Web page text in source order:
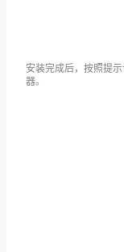
安装完成后，按照提
器。